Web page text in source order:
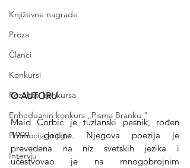
Književne nagrade
Proza
Članci
Konkursi
Rezultati konkursa
Enheduanin konkurs „Pisma Branku ”
Promocija knjige
Intervju
O AUTORU
Maid Čorbić je tuzlanski pesnik, rođen
1999. godine. Njegova poezija je
prevedena na niz svetskih jezika i
učestvovao je na mnogobrojnim